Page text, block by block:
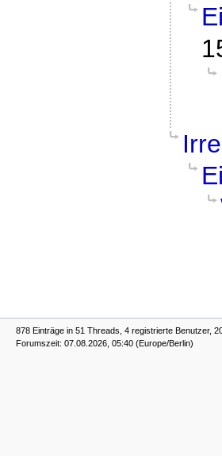
878 Einträge in 51 Threads, 4 registrierte Benutzer,
Forumszeit: 07.08.2026, 05:40 (Europe/Berlin)